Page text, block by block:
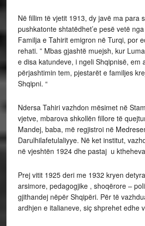
Në fillim të vjetit 1913, dy javë ma para
pushkatonte shtatëdhet’e pesë vetë
Familja e Tahirit emigron në Turqi, por
rehati. ” Mbas gjashtë muejsh, kur
e disa katundeve, i ngeli Shqipnisë, em
përjashtimin tem, pjestarët e familjes
Shqipni. “
Ndersa Tahiri vazhdon mësimet në
vjetve, mbarova shkollën fillore të
Mandej, baba, më regjistroi në
Darulhilafetulaliyye. Në ket institut,
në vjeshtën 1924 dhe pastaj u
Prej vitit 1925 deri me 1932 kryen
arsimore, pedagogjike , shoqërore –
gjithandej nëpër Shqipëri. Për të
ardhjen e italianeve, siç shprehet edhe